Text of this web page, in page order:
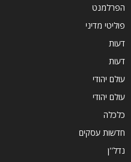
הפרלמנט
פוליטי מדיני
דעות
דעות
עולם יהודי
עולם יהודי
כלכלה
חדשות עסקים
נדל''ן